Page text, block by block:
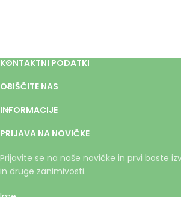
KONTAKTNI PODATKI
OBIŠČITE NAS
INFORMACIJE
PRIJAVA NA NOVIČKE
Prijavite se na naše novičke in prvi boste
in druge zanimivosti.